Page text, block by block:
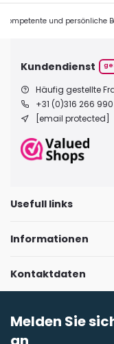
und persönliche
Kundendienst
Häufig gestellte
+31 (0)316 266 990
[email protected]
Usefull links
Informationen
Kontaktdaten
Melden Sie